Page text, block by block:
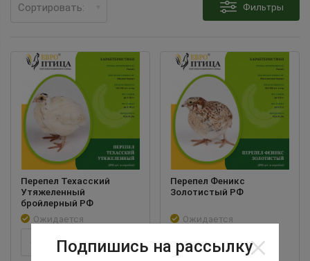
Фильтры
Сортировать:
Перепел Техасский
Утяжеленный
бройлерный РФ
Ожидается
- +
Перепел Феникс
Золотистый РФ
Ожидается
- +
Подпишись на рассылку